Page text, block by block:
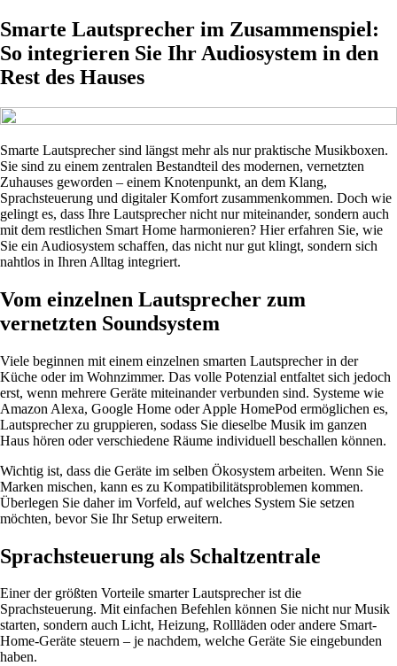
Smarte Lautsprecher im Zusammenspiel:
So integrieren Sie Ihr Audiosystem in den
Rest des Hauses
Smarte Lautsprecher sind längst mehr als nur praktische Musikboxen.
Sie sind zu einem zentralen Bestandteil des modernen, vernetzten
Zuhauses geworden – einem Knotenpunkt, an dem Klang,
Sprachsteuerung und digitaler Komfort zusammenkommen. Doch wie
gelingt es, dass Ihre Lautsprecher nicht nur miteinander, sondern auch
mit dem restlichen Smart Home harmonieren? Hier erfahren Sie, wie
Sie ein Audiosystem schaffen, das nicht nur gut klingt, sondern sich
nahtlos in Ihren Alltag integriert.
Vom einzelnen Lautsprecher zum
vernetzten Soundsystem
Viele beginnen mit einem einzelnen smarten Lautsprecher in der
Küche oder im Wohnzimmer. Das volle Potenzial entfaltet sich jedoch
erst, wenn mehrere Geräte miteinander verbunden sind. Systeme wie
Amazon Alexa, Google Home oder Apple HomePod ermöglichen es,
Lautsprecher zu gruppieren, sodass Sie dieselbe Musik im ganzen
Haus hören oder verschiedene Räume individuell beschallen können.
Wichtig ist, dass die Geräte im selben Ökosystem arbeiten. Wenn Sie
Marken mischen, kann es zu Kompatibilitätsproblemen kommen.
Überlegen Sie daher im Vorfeld, auf welches System Sie setzen
möchten, bevor Sie Ihr Setup erweitern.
Sprachsteuerung als Schaltzentrale
Einer der größten Vorteile smarter Lautsprecher ist die
Sprachsteuerung. Mit einfachen Befehlen können Sie nicht nur Musik
starten, sondern auch Licht, Heizung, Rollläden oder andere Smart-
Home-Geräte steuern – je nachdem, welche Geräte Sie eingebunden
haben.